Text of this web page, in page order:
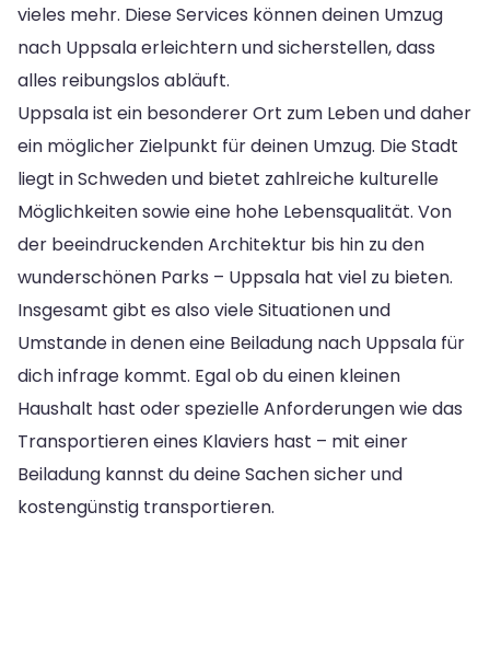
vieles mehr. Diese Services können deinen Umzug
nach Uppsala erleichtern und sicherstellen, dass
alles reibungslos abläuft.
Uppsala ist ein besonderer Ort zum Leben und daher
ein möglicher Zielpunkt für deinen Umzug. Die Stadt
liegt in Schweden und bietet zahlreiche kulturelle
Möglichkeiten sowie eine hohe Lebensqualität. Von
der beeindruckenden Architektur bis hin zu den
wunderschönen Parks – Uppsala hat viel zu bieten.
Insgesamt gibt es also viele Situationen und
Umstande in denen eine Beiladung nach Uppsala für
dich infrage kommt. Egal ob du einen kleinen
Haushalt hast oder spezielle Anforderungen wie das
Transportieren eines Klaviers hast – mit einer
Beiladung kannst du deine Sachen sicher und
kostengünstig transportieren.